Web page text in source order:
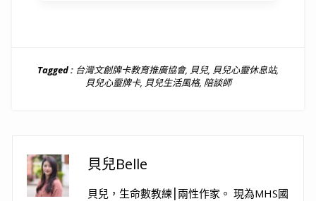
Tagged : 台灣文創牌卡教育推廣協會, 貝兒, 貝兒心靈休息站,
貝兒心靈牌卡, 貝兒生活風格, 陪談師
貝兒Belle
貝兒，生命數教練⎮兩性作家。 現為MHS國